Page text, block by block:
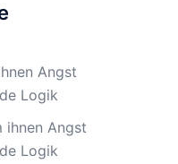
Angst
Logik
ihnen Angst
Logik